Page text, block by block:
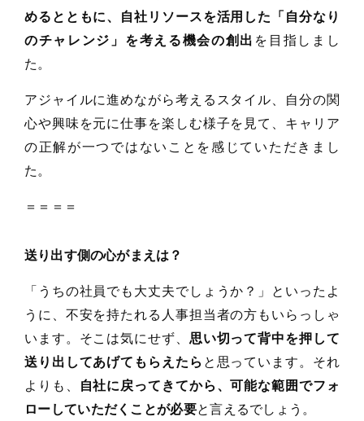
めるとともに、自社リソースを活用した「自分なり
のチャレンジ」を考える機会の創出 を目指しまし
た。
アジャイルに進めながら考えるスタイル、自分の関
心や興味を元に仕事を楽しむ様子を見て、キャリア
の正解が一つではないことを感じていただきまし
た。
＝＝＝＝
送り出す側の心がまえは？
「うちの社員でも大丈夫でしょうか？」といったよ
うに、不安を持たれる人事担当者の方もいらっしゃ
います。そこは気にせず、 思い切って背中を押して
送り出してあげてもらえたら と思っています。それ
よりも、
自社に戻ってきてから、可能な範囲でフォ
ローしていただくことが必要と言えるでしょう。